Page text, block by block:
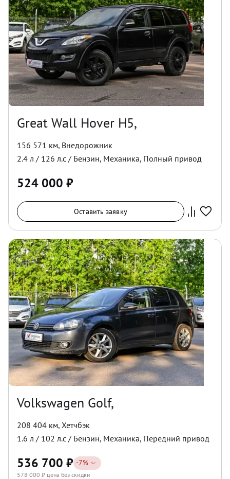
Great Wall Hover H5,
156 571 км, Внедорожник
2.4 л / 126 л.с / Бензин, Механика, Полный привод
524 000 ₽
Оставить заявку
Volkswagen Golf,
208 404 км, Хетчбэк
1.6 л / 102 л.с / Бензин, Механика, Передний привод
536 700 ₽ -7%
578 000 ₽ цена без скидки